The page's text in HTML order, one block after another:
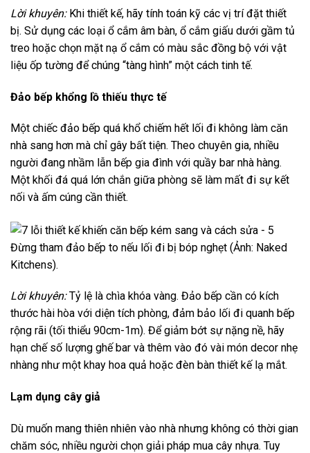
Lời khuyên:Khi thiết kế, hãy tính toán kỹ các vị trí đặt thiết
bị. Sử dụng các loại ổ cắm âm bàn, ổ cắm giấu dưới gầm tủ
treo hoặc chọn mặt nạ ổ cắm có màu sắc đồng bộ với vật
liệu ốp tường để chúng “tàng hình” một cách tinh tế.
Đảo bếp khổng lồ thiếu thực tế
Một chiếc đảo bếp quá khổ chiếm hết lối đi không làm căn
nhà sang hơn mà chỉ gây bất tiện. Theo chuyên gia, nhiều
người đang nhầm lẫn bếp gia đình với quầy bar nhà hàng.
Một khối đá quá lớn chắn giữa phòng sẽ làm mất đi sự kết
nối và ấm cúng cần thiết.
Đừng tham đảo bếp to nếu lối đi bị bóp nghẹt (Ảnh: Naked
Kitchens).
Lời khuyên:Tỷ lệ là chìa khóa vàng. Đảo bếp cần có kích
thước hài hòa với diện tích phòng, đảm bảo lối đi quanh bếp
rộng rãi (tối thiểu 90cm-1m). Để giảm bớt sự nặng nề, hãy
hạn chế số lượng ghế bar và thêm vào đó vài món decor nhẹ
nhàng như một khay hoa quả hoặc đèn bàn thiết kế lạ mắt.
Lạm dụng cây giả
Dù muốn mang thiên nhiên vào nhà nhưng không có thời gian
chăm sóc, nhiều người chọn giải pháp mua cây nhựa. Tuy